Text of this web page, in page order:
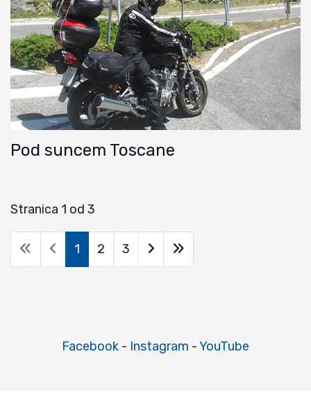
Pod suncem Toscane
Stranica 1 od 3
1 2 3
Facebook - Instagram -YouTube